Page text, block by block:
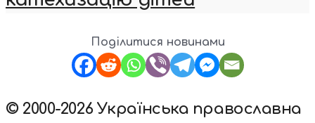
Поділитися новинами
© 2000-2026 Українська православна